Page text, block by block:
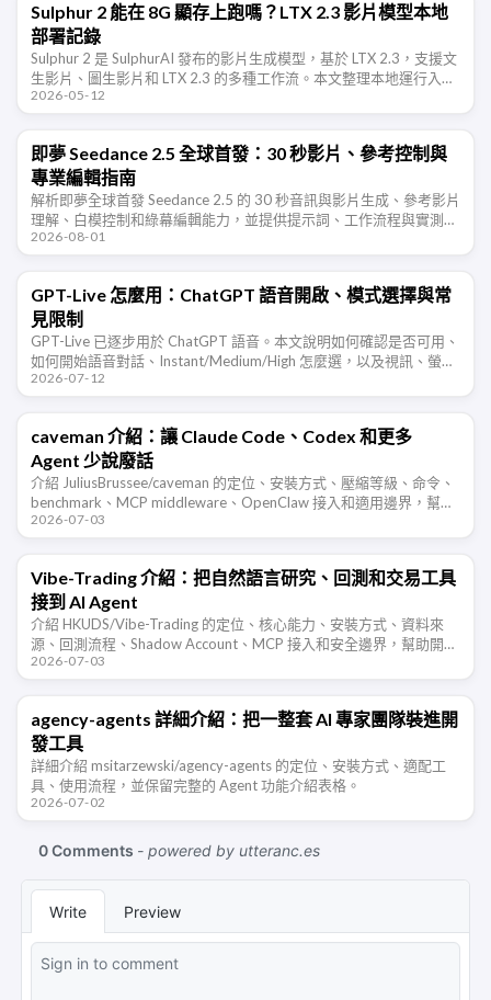
Sulphur 2 能在 8G 顯存上跑嗎？LTX 2.3 影片模型本地
部署記錄
Sulphur 2 是 SulphurAI 發布的影片生成模型，基於 LTX 2.3，支援文
生影片、圖生影片和 LTX 2.3 的多種工作流。本文整理本地運行入
口、8G 顯存可行性、工具選擇和常見失敗 …
2026-05-12
即夢 Seedance 2.5 全球首發：30 秒影片、參考控制與
專業編輯指南
解析即夢全球首發 Seedance 2.5 的 30 秒音訊與影片生成、參考影片
理解、白模控制和綠幕編輯能力，並提供提示詞、工作流程與實測驗
收方法。
2026-08-01
GPT-Live 怎麼用：ChatGPT 語音開啟、模式選擇與常
見限制
GPT-Live 已逐步用於 ChatGPT 語音。本文說明如何確認是否可用、
如何開始語音對話、Instant/Medium/High 怎麼選，以及視訊、螢幕
分享和語言體驗等限制。
2026-07-12
caveman 介紹：讓 Claude Code、Codex 和更多
Agent 少說廢話
介紹 JuliusBrussee/caveman 的定位、安裝方式、壓縮等級、命令、
benchmark、MCP middleware、OpenClaw 接入和適用邊界，幫助
開發者判斷這類 Agent …
2026-07-03
Vibe-Trading 介紹：把自然語言研究、回測和交易工具
接到 AI Agent
介紹 HKUDS/Vibe-Trading 的定位、核心能力、安裝方式、資料來
源、回測流程、Shadow Account、MCP 接入和安全邊界，幫助開發
者判斷它適合哪些交易研究場景。
2026-07-03
agency-agents 詳細介紹：把一整套 AI 專家團隊裝進開
發工具
詳細介紹 msitarzewski/agency-agents 的定位、安裝方式、適配工
具、使用流程，並保留完整的 Agent 功能介紹表格。
2026-07-02